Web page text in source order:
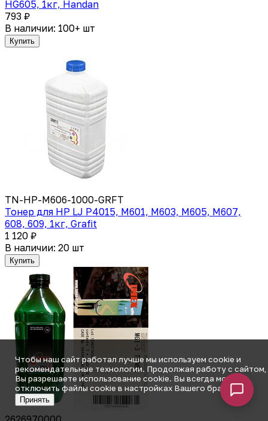
HG605, 1кг, Handan
793 ₽
В наличии: 100+ шт
Купить
TN-HP-M606-1000-GRFT
Тонер для HP LJ P4015, M601, M603, M605, M607,
608, 609, 1кг, Grafit
1 120 ₽
В наличии: 20 шт
Купить
Чтобы наш сайт работал лучше мы используем cookie и
рекомендательные технологии. Продолжая работу с сайтом,
Вы разрешаете использование cookie. Вы всегда можете
отключить файлы cookie в настройках Вашего браузера.
Принять